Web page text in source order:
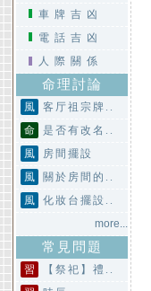
車牌吉凶
電話吉凶
人際關係
命理討論
風
客厅祖宗牌..
命
是否有改名..
風
房間擺設
風
關於房間的..
風
化妝台擺設..
more...
常見問題
習
【祭祀】禮..